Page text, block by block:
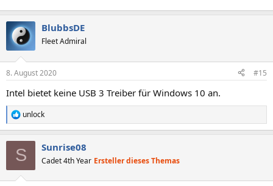
BlubbsDE
Fleet Admiral
8. August 2020 #15
Intel bietet keine USB 3 Treiber für Windows 10 an.
R
e
unlock
S Sunrise08
Cadet 4th Year Ersteller dieses Themas